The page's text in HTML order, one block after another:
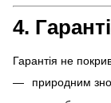
4.
Гарантія не
природним